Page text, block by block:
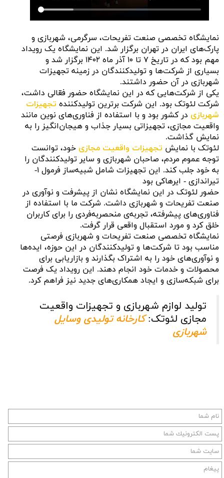
نمایشگاه تخصصی صنعت تفریحات، سرگرمی، شهربازی و
پارک‌های ایران در تهران برگزار شد. این نمایشگاه یک رویداد
مهم بود که در تاریخ ۷ تا ۱۰ آذر ماه ۱۴۰۲ برگزار شد و
بسیاری از شرکت‌ها و تولیدکنندگان در زمینه تجهیزات
شهربازی در آن حضور داشتند.
یکی از شرکت‌هایی که در این نمایشگاه حضور فعّالی داشت،
شرکت لئوتک بود. این شرکت برترین تولیدکننده تجهیزات
شهربازی در کشور بود و با استفاده از فناوری‌های نوین مانند
واقعیت مجازی، تجهیزاتی بسیار جذاب و هیجان‌انگیز را به
نمایش گذاشت.
لئوتک با نمایش تجهیزات واقعیت مجازی خود، توانست
توجه عموم مردم، صاحبان شهربازی و سایر تولیدکنندگان را
به خود جلب کند. این تجهیزات شامل شبیه‌ساز فرمول ۱-
تیراندازی - ایرهاکی بود
حضور لئوتک در این نمایشگاه نشان از پیشرفت و نوآوری در
صنعت تفریحات و شهربازی داشت. شرکت ما با استفاده از
فناوری‌های پیشرفته، تجربه‌ی منحصربه‌فردی را برای کاربران
خلق کرد و مورد استقبال واقعی قرار گرفت.
نمایشگاه تخصصی صنعت تفریحات و شهربازی فرصتی
مناسب بود تا شرکت‌ها و تولیدکنندگان در این حوزه، ایده‌ها
و نوآوری‌های خود را به اشتراک بگذارند و بازاریابی برای
محصولات و خدمات خود انجام دهند. این رویداد یک فرصت
برای شبکه‌سازی و ایجاد همکاری‌های جدید نیز فراهم کرد.
تولید لوازم شهربازی و تجهیزات واقعیت
مجازی لئوتک:کارخانه تولیدی وسایل
شهربازی